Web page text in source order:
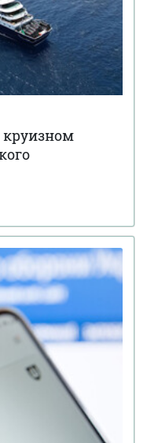
круизном